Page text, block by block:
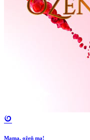
Mama, ožeň ma!